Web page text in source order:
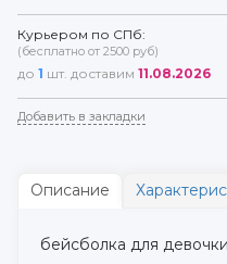
Курьером по СПб:
(бесплатно от 2500 руб)
до 1 шт. доставим 11.08.2026
Добавить в закладки
Описание
бейсболка для девочки